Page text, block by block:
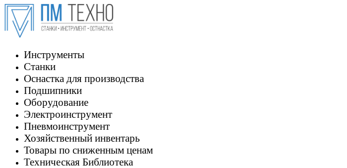
Инструменты
Станки
Оснастка для производства
Подшипники
Оборудование
Электроинструмент
Пневмоинструмент
Хозяйственный инвентарь
Товары по сниженным ценам
Техническая Библиотека